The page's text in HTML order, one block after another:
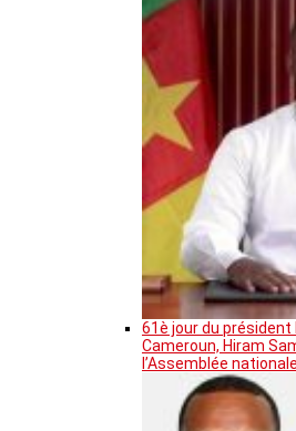
61è jour du président
Cameroun, Hiram
l’Assemblée nationale